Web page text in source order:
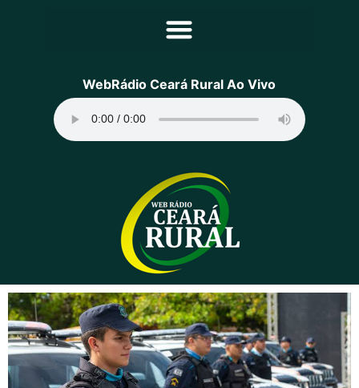
Principal
Programação
Equipe
Contato
Sobre
WebRádio Ceará Rural Ao Vivo